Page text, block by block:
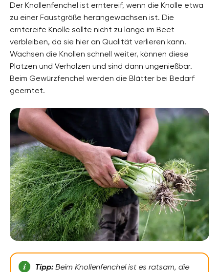
Der Knollenfenchel ist erntereif, wenn die Knolle etwa
zu einer Faustgröße herangewachsen ist. Die
erntereife Knolle sollte nicht zu lange im Beet
verbleiben, da sie hier an Qualität verlieren kann.
Wachsen die Knollen schnell weiter, können diese
Platzen und Verholzen und sind dann ungenießbar.
Beim Gewürzfenchel werden die Blätter bei Bedarf
geerntet.
Tipp: Beim Knollenfenchel ist es ratsam, die